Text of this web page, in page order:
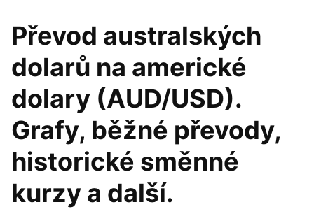
Převod australských
dolarů na americké
dolary (AUD/USD).
Grafy, běžné převody,
historické směnné
kurzy a další.